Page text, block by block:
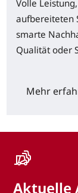
Volle
aufbereiteten
smarte
Qualität oder
Mehr
Aktuelle